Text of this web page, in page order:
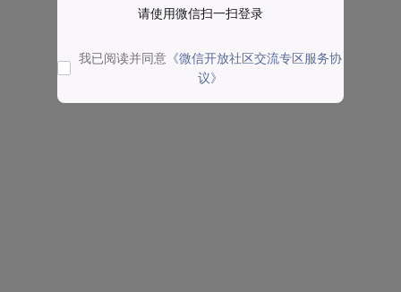
请使用微信扫一扫登录
我已阅读并同意 《微信开放社区交流专区服务协
议》